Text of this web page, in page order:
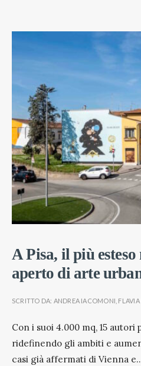
A Pisa, il più esteso
aperto di arte
SCRITTO DA: ANDREA IACOMONI
Con i suoi 4.000 mq, 15 autori
ridefinendo gli ambiti e
casi già affermati di Vienna e